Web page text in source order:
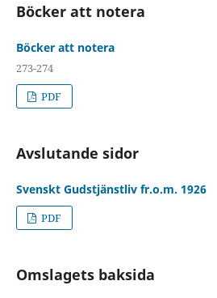
Böcker att notera
Böcker att notera
273-274
PDF
Avslutande sidor
Svenskt Gudstjänstliv fr.o.m. 1926
PDF
Omslagets baksida